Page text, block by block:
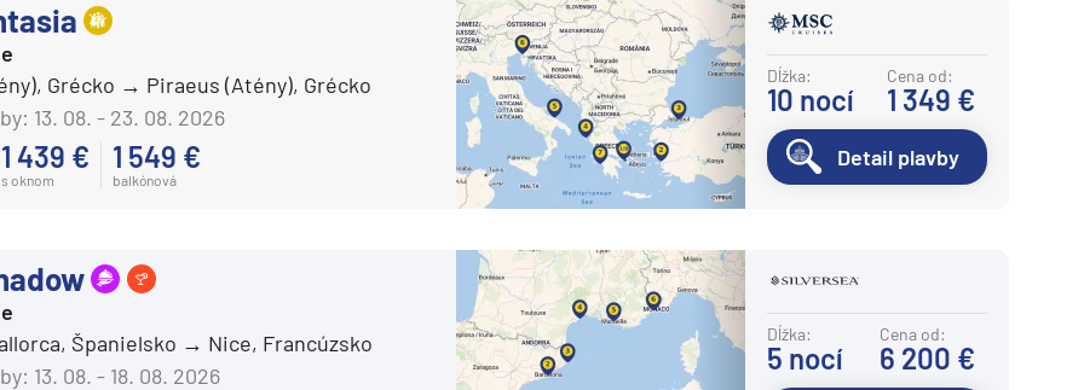
Azamara Quest®
Carnival Celebration
Carnival Dream
Grécko
Piraeus (Atény), Grécko
13. 08. - 23. 08. 2026
1 439 €
s oknom
1 549 €
balkónová
Dĺžka:
10 nocí
Cena od:
1 349 €
Detail plavby
Španielsko
Nice, Francúzsko
13. 08. - 18. 08. 2026
Dĺžka:
5 nocí
Cena od:
6 200 €